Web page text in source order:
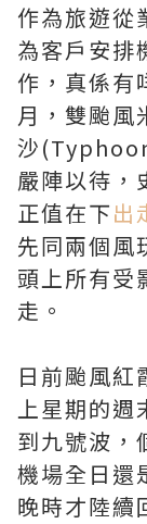
作為旅遊
為客戶安排
作，真係有
月，雙颱
沙
嚴陣以待，
正值在下出
先同兩個風
頭上所有受
走。
日前颱風
上星期的週
到九號波，
機場全日還
晚時才陸續